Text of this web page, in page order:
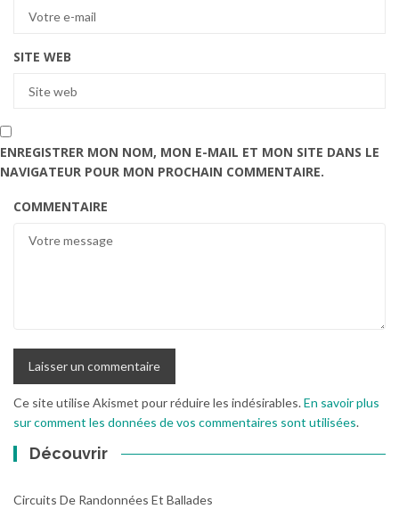
SITE WEB
ENREGISTRER MON NOM, MON E-MAIL ET MON SITE DANS LE
NAVIGATEUR POUR MON PROCHAIN COMMENTAIRE.
COMMENTAIRE
Ce site utilise Akismet pour réduire les indésirables.En savoir plus
sur comment les données de vos commentaires sont utilisées.
Découvrir
Circuits De Randonnées Et Ballades